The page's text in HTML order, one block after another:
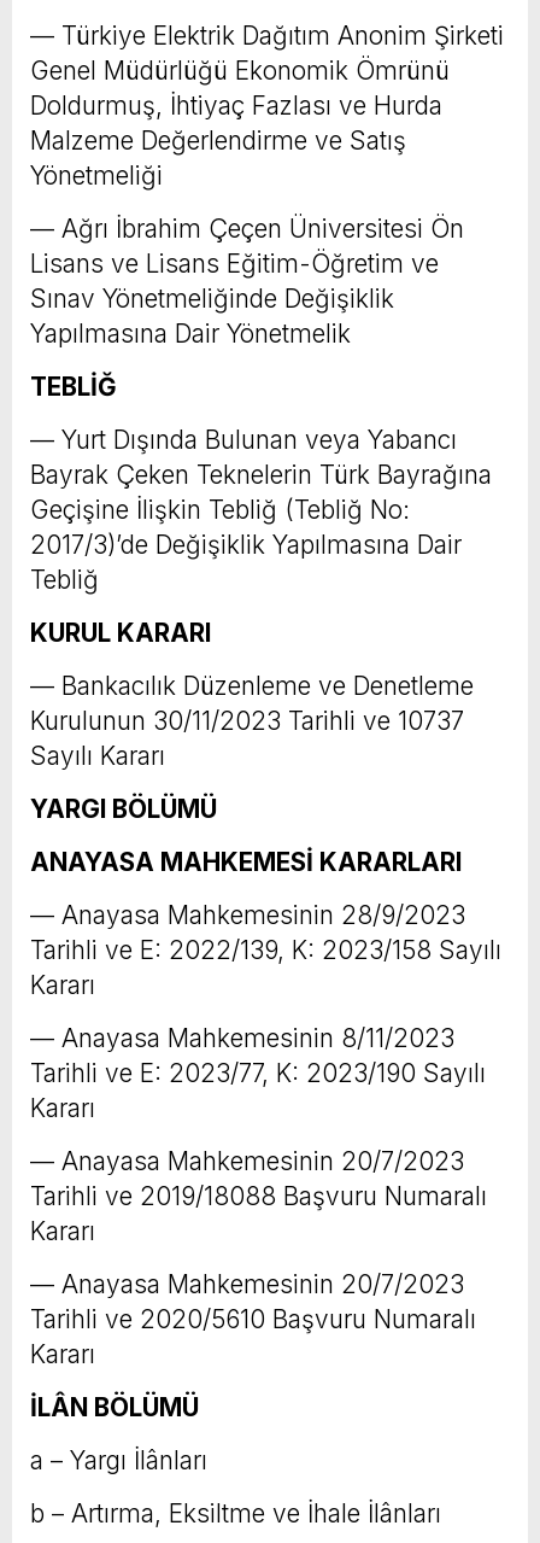
–– Türkiye Elektrik Dağıtım Anonim Şirketi
Genel Müdürlüğü Ekonomik Ömrünü
Doldurmuş, İhtiyaç Fazlası ve Hurda
Malzeme Değerlendirme ve Satış
Yönetmeliği
–– Ağrı İbrahim Çeçen Üniversitesi Ön
Lisans ve Lisans Eğitim-Öğretim ve
Sınav Yönetmeliğinde Değişiklik
Yapılmasına Dair Yönetmelik
TEBLİĞ
–– Yurt Dışında Bulunan veya Yabancı
Bayrak Çeken Teknelerin Türk Bayrağına
Geçişine İlişkin Tebliğ (Tebliğ No:
2017/3)’de Değişiklik Yapılmasına Dair
Tebliğ
KURUL KARARI
–– Bankacılık Düzenleme ve Denetleme
Kurulunun 30/11/2023 Tarihli ve 10737
Sayılı Kararı
YARGI BÖLÜMÜ
ANAYASA MAHKEMESİ KARARLARI
–– Anayasa Mahkemesinin 28/9/2023
Tarihli ve E: 2022/139, K: 2023/158 Sayılı
Kararı
–– Anayasa Mahkemesinin 8/11/2023
Tarihli ve E: 2023/77, K: 2023/190 Sayılı
Kararı
–– Anayasa Mahkemesinin 20/7/2023
Tarihli ve 2019/18088 Başvuru Numaralı
Kararı
–– Anayasa Mahkemesinin 20/7/2023
Tarihli ve 2020/5610 Başvuru Numaralı
Kararı
İLÂN BÖLÜMÜ
a – Yargı İlânları
b – Artırma, Eksiltme ve İhale İlânları